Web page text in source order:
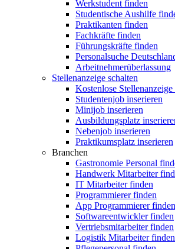
Werkstudent finden
Studentische Aushilfe
Praktikanten finden
Fachkräfte finden
Führungskräfte finden
Personalsuche
Arbeitnehmerüberlassung
Stellenanzeige schalten
Kostenlose Stellenanzeige
Studentenjob inserieren
Minijob inserieren
Ausbildungsplatz
Nebenjob inserieren
Praktikumsplatz inserieren
Branchen
Gastronomie Personal
Handwerk Mitarbeiter
IT Mitarbeiter finden
Programmierer finden
App Programmierer finden
Softwareentwickler finden
Vertriebsmitarbeiter finden
Logistik Mitarbeiter finden